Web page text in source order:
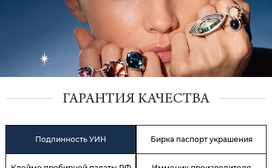
ГАРАНТИЯ КАЧЕСТВА
Подлинность УИН Бирка паспорт украшения